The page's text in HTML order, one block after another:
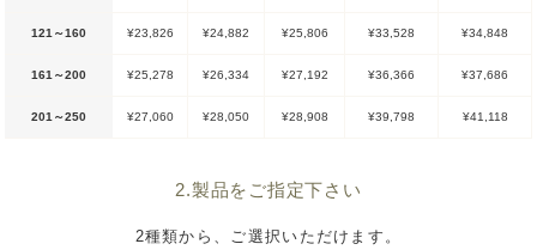
121～160 ¥23,826 ¥24,882 ¥25,806 ¥33,528 ¥34,848
161～200 ¥25,278 ¥26,334 ¥27,192 ¥36,366 ¥37,686
201～250 ¥27,060 ¥28,050 ¥28,908 ¥39,798 ¥41,118
2.製品をご指定下さい
2種類から、ご選択いただけます。